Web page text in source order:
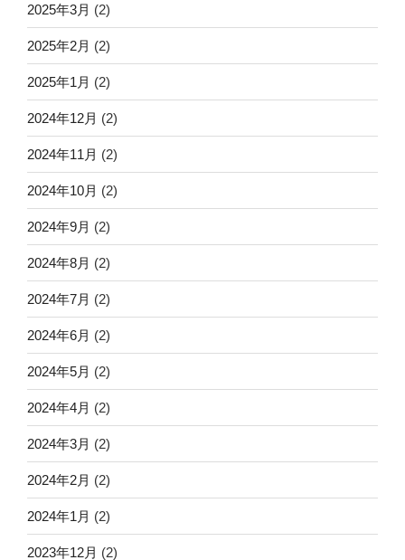
2025年3月 (2)
2025年2月 (2)
2025年1月 (2)
2024年12月 (2)
2024年11月 (2)
2024年10月 (2)
2024年9月 (2)
2024年8月 (2)
2024年7月 (2)
2024年6月 (2)
2024年5月 (2)
2024年4月 (2)
2024年3月 (2)
2024年2月 (2)
2024年1月 (2)
2023年12月 (2)